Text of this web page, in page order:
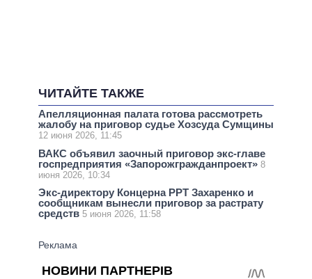
ЧИТАЙТЕ ТАКЖЕ
Апелляционная палата готова рассмотреть
жалобу на приговор судье Хозсуда Сумщины
12 июня 2026, 11:45
ВАКС объявил заочный приговор экс-главе
госпредприятия «Запорожгражданпроект» 8
июня 2026, 10:34
Экс-директору Концерна РРТ Захаренко и
сообщникам вынесли приговор за растрату
средств 5 июня 2026, 11:58